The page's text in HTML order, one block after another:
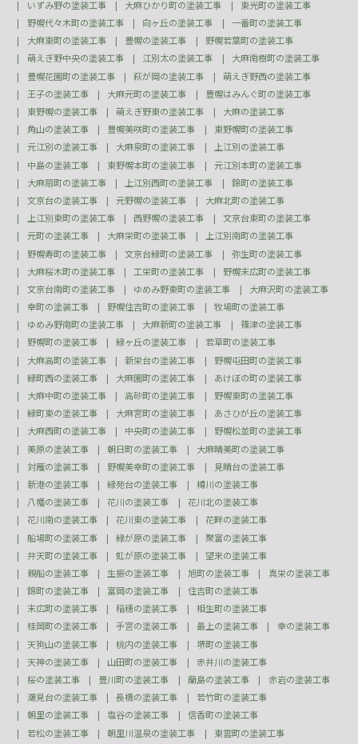
いずみ野の塗装工事
大麻ひかり町の塗装工事
東光町の塗装工事
野幌代々木町の塗装工事
向ヶ丘の塗装工事
一番町の塗装工事
大麻東町の塗装工事
豊幌の塗装工事
野幌若葉町の塗装工事
萌えぎ野中央の塗装工事
江別太の塗装工事
大麻南樹町の塗装工事
豊幌花園町の塗装工事
萩が岡の塗装工事
萌えぎ野西の塗装工事
王子の塗装工事
大麻元町の塗装工事
豊幌はみんぐ町の塗装工事
東野幌の塗装工事
萌えぎ野東の塗装工事
大麻の塗装工事
角山の塗装工事
豊幌美咲町の塗装工事
東野幌町の塗装工事
元江別の塗装工事
大麻泉町の塗装工事
上江別の塗装工事
中島の塗装工事
東野幌本町の塗装工事
元江別本町の塗装工事
大麻扇町の塗装工事
上江別西町の塗装工事
錦町の塗装工事
文京台の塗装工事
元野幌の塗装工事
大麻北町の塗装工事
上江別東町の塗装工事
西野幌の塗装工事
文京台東町の塗装工事
元町の塗装工事
大麻栄町の塗装工事
上江別南町の塗装工事
野幌寿町の塗装工事
文京台緑町の塗装工事
弥生町の塗装工事
大麻桜木町の塗装工事
工栄町の塗装工事
野幌末広町の塗装工事
文京台南町の塗装工事
ゆめみ野東町の塗装工事
大麻沢町の塗装工事
幸町の塗装工事
野幌住吉町の塗装工事
牧場町の塗装工事
ゆめみ野南町の塗装工事
大麻新町の塗装工事
篠津の塗装工事
野幌町の塗装工事
緑ヶ丘の塗装工事
若草町の塗装工事
大麻高町の塗装工事
新栄台の塗装工事
野幌屯田町の塗装工事
緑町西の塗装工事
大麻園町の塗装工事
あけぼの町の塗装工事
大麻中町の塗装工事
高砂町の塗装工事
野幌東町の塗装工事
緑町東の塗装工事
大麻宮町の塗装工事
あさひが丘の塗装工事
大麻西町の塗装工事
中央町の塗装工事
野幌松並町の塗装工事
美原の塗装工事
朝日町の塗装工事
大麻晴美町の塗装工事
対雁の塗装工事
野幌美幸町の塗装工事
見晴台の塗装工事
新港の塗装工事
緑苑台の塗装工事
樽川の塗装工事
八幡の塗装工事
花川の塗装工事
花川北の塗装工事
花川南の塗装工事
花川東の塗装工事
花畔の塗装工事
船場町の塗装工事
緑が原の塗装工事
聚富の塗装工事
弁天町の塗装工事
虹が原の塗装工事
望来の塗装工事
親船の塗装工事
生振の塗装工事 旭町の塗装工事
真栄の塗装工事
錦町の塗装工事
富岡の塗装工事
住吉町の塗装工事
末広町の塗装工事
稲穂の塗装工事
相生町の塗装工事
桂岡町の塗装工事
手宮の塗装工事 最上の塗装工事
幸の塗装工事
天狗山の塗装工事
桃内の塗装工事
堺町の塗装工事
天神の塗装工事
山田町の塗装工事
赤井川の塗装工事
桜の塗装工事
豊川町の塗装工事 蘭島の塗装工事
赤岩の塗装工事
潮見台の塗装工事
長橋の塗装工事
若竹町の塗装工事
朝里の塗装工事
塩谷の塗装工事
信香町の塗装工事
若松の塗装工事
朝里川温泉の塗装工事
東雲町の塗装工事